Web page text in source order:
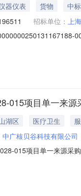
器仪表 货物
中
招标单位： 上
二、项目名称：上
015项目单一来
湖区 医疗卫生
中广核贝谷科技有限公司
015项目单一来源采
的配套性，只能从特